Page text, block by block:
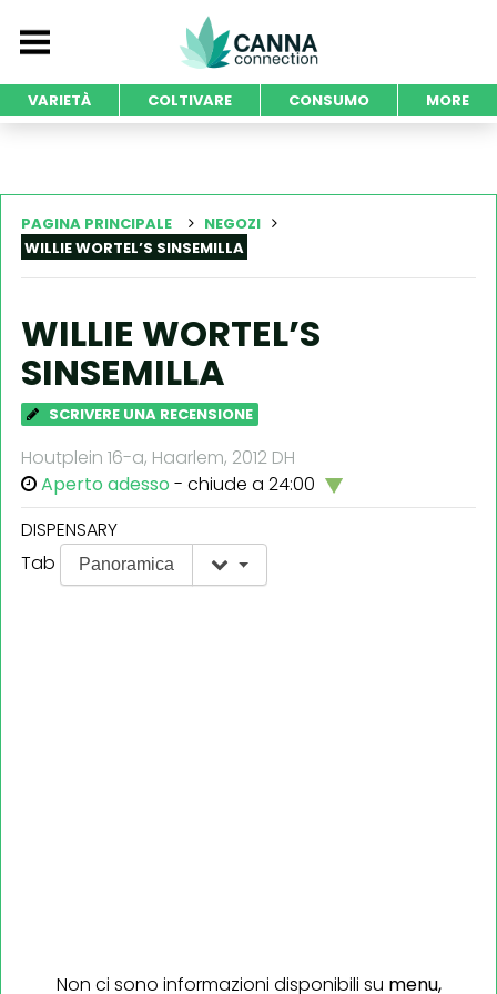
VARIETÀ COLTIVARE CONSUMO MORE
PAGINA PRINCIPALE
NEGOZI
WILLIE WORTEL’S SINSEMILLA
WILLIE WORTEL’S
SINSEMILLA
SCRIVERE UNA RECENSIONE
Houtplein 16-a, Haarlem, 2012 DH
Aperto adesso - chiude a 24:00
DISPENSARY
Tab
Panoramica
Non ci sono informazioni disponibili su menu,